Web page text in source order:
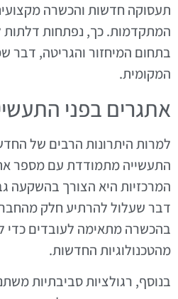
תעסוקה חדשות והכשרה
המתקדמות. כך, נפתחות דלתות
בתחום המיחזור והגריטה,
המקומית.
אתגרים בפני
למרות היתרונות הרבים של
התעשייה מתמודדת עם מספר
המרכזיות היא הצורך בהשקעה
דבר שעלול להרתיע חלק
בהכשרה מתאימה לעובדים כדי
מהטכנולוגיות החדשות.
בנוסף, רגולציות סביבתיות